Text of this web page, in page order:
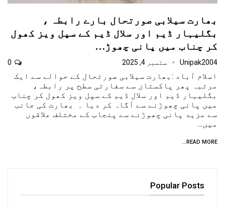
بھارت سیلابی صورتحال بارے رابطہ ،
بگلیہار ڈیم اور سلال ڈیم کے سپل ویز کھول
کر چناب میں پانی چھوڑ…
Unipak2004 ستمبر 4, 2025
اسلام آباد :بھارت سیلابی صورتحال کے حوالے سے ایک
مرتبہ پھر پاکستان سے سفارتی سطح پر رابطہ،
بگلیہار ڈیم اور سلال ڈیم کے سپل ویز کھول کر چناب
میں پانی چھوڑنے سے آگاہ کر دیا ۔ بھارت کی جانب
سے مزید پانی چھوڑنے سے پنجاب کے مختلف علاقوں
میں…
READ MORE...
Popular Posts